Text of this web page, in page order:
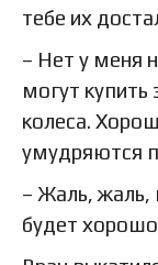
тебе их
– Нет у меня
могут купить
колеса.
умудряются
– Жаль, жаль,
будет